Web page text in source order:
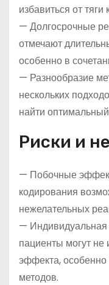
избавиться от тяги
— Долгосрочные
отмечают
особенно в
— Разнообразие
нескольких
найти
Риски и
— Побочные
кодирования
нежелательных
—
пациенты могут
эффекта, особенно
методов.